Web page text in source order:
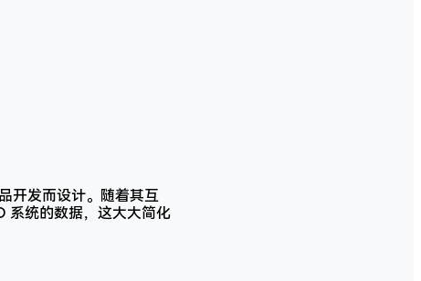
开发而设计。随着其互
系统的数据，这大大简化